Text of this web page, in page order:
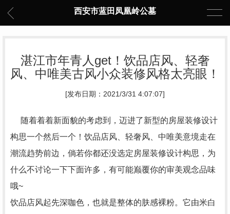
西安市蓝田凤凰岭公墓
湛江市年青人get！饮品店风、轻奢
风、中唯美古风小众装修风格太亮眼！
[发布日期：2021/3/31 4:07:07]
随着着着新面貌的考虑到，迈进了新型的房屋装修设计
构思一个然后一个！饮品店风、轻奢风、中唯美意境走在
潮流趋势前边，倘若你都还没选定房屋装修设计构思，为
什么不讨论一下下面许多，有可能巅覆你的审美观念品味
哦~
饮品店风起先深咖色，也就是整体的肤感裸粉。它由米白